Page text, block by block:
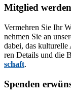
Mitglied werden
Ver­meh­ren Sie Ihr
neh­men Sie an
da­bei, das
ren De­tails und die
schaft.
Spenden